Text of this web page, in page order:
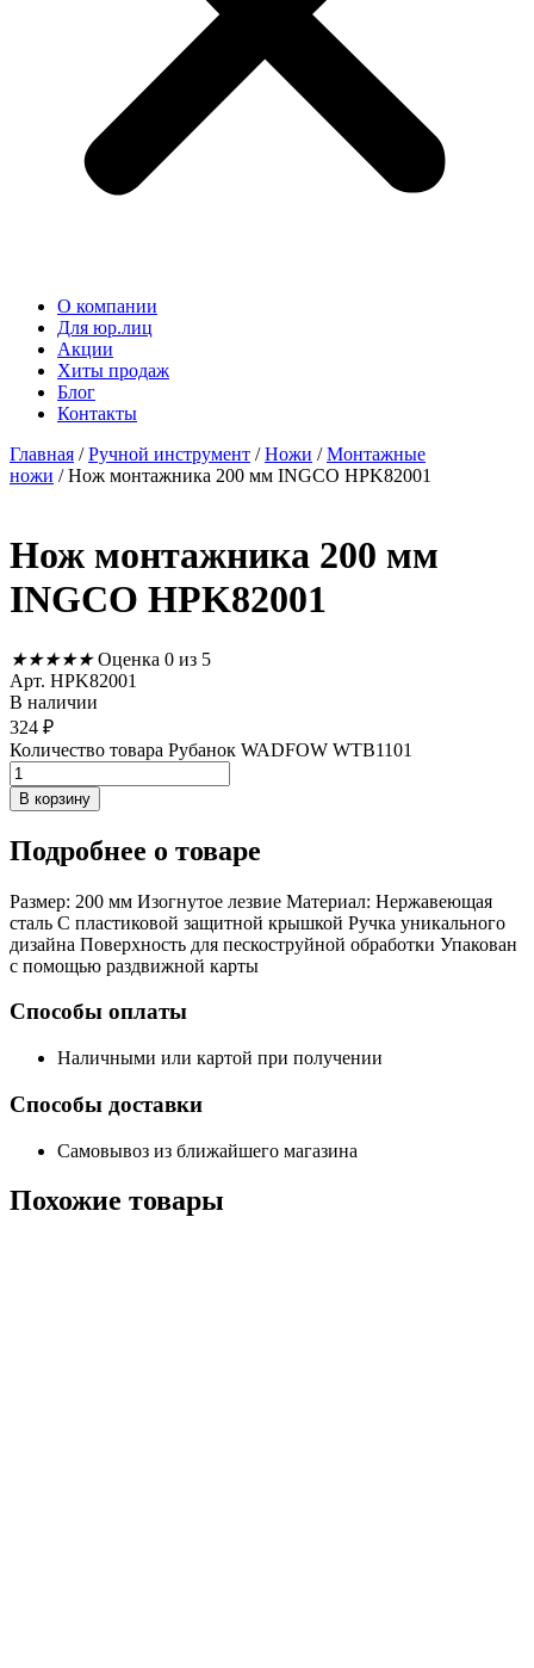
О компании
Для юр.лиц
Акции
Хиты продаж
Блог
Контакты
Главная /Ручной инструмент /Ножи /Монтажные
ножи / Нож монтажника 200 мм INGCO HPK82001
Нож монтажника 200 мм
INGCO HPK82001
★★★★★ Оценка 0 из 5
Арт. HPK82001
В наличии
324 ₽
Количество товара Рубанок WADFOW WTB1101
В корзину
Подробнее о товаре
Размер: 200 мм Изогнутое лезвие Материал: Нержавеющая
сталь С пластиковой защитной крышкой Ручка уникального
дизайна Поверхность для пескоструйной обработки Упакован
с помощью раздвижной карты
Способы оплаты
Наличными или картой при получении
Способы доставки
Самовывоз из ближайшего магазина
Похожие товары